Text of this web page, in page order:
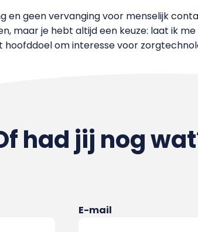
en geen vervanging voor menselijk
maar je hebt altijd een keuze: laat ik
om interesse voor
had jij nog
E-mail